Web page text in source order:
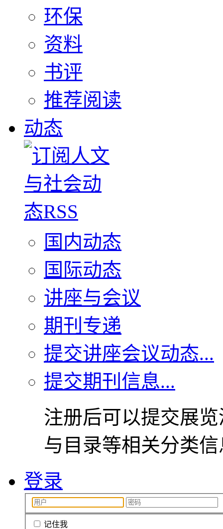
环保
资料
书评
推荐阅读
动态
国内动态
国际动态
讲座与会议
期刊专递
提交讲座会议动态...
提交期刊信息...
注册后可以提交展
与目录等相关分类
登录
记住我